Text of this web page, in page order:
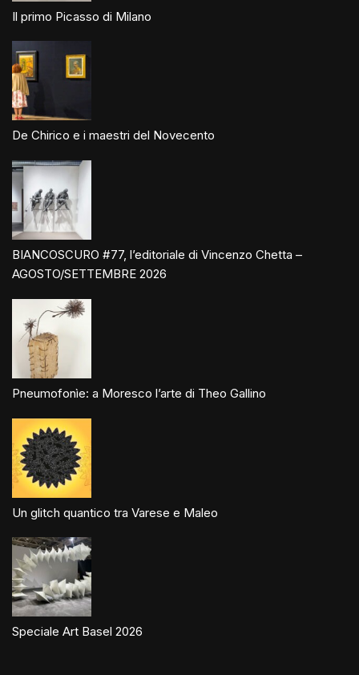
Il primo Picasso di Milano
De Chirico e i maestri del Novecento
BIANCOSCURO #77, l’editoriale di Vincenzo Chetta –
AGOSTO/SETTEMBRE 2026
Pneumofonìe: a Moresco l’arte di Theo Gallino
Un glitch quantico tra Varese e Maleo
Speciale Art Basel 2026